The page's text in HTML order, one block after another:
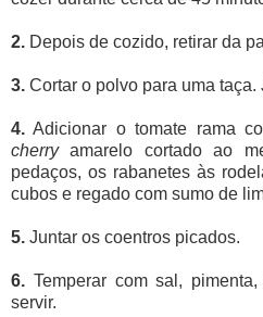
2. Depois de cozido, retirar da
3. Cortar o polvo para uma
4. Adicionar o tomate rama
cherryamarelo cortado ao
pedaços, os rabanetes às
cubos e regado com sumo de
5. Juntar os coentros picados.
6. Temperar com sal,
servir.